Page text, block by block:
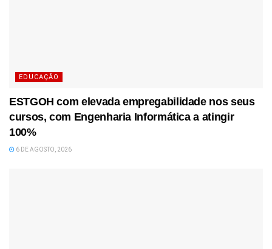
EDUCAÇÃO
ESTGOH com elevada empregabilidade nos seus
cursos, com Engenharia Informática a atingir
100%
6 DE AGOSTO, 2026